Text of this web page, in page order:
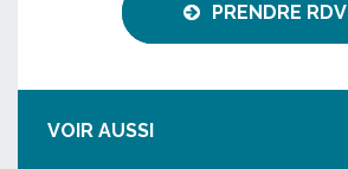
PRENDRE RDV
VOIR AUSSI